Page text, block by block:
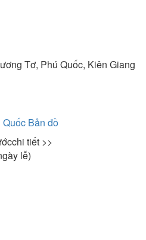
Tơ, Phú Quốc, Kiên Giang
Quốc Bản đồ
chi tiết >>
lễ)